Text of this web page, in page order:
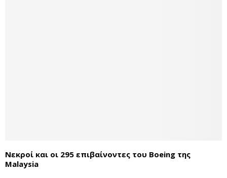
Νεκροί και οι 295 επιβαίνοντες του Boeing της
Malaysia